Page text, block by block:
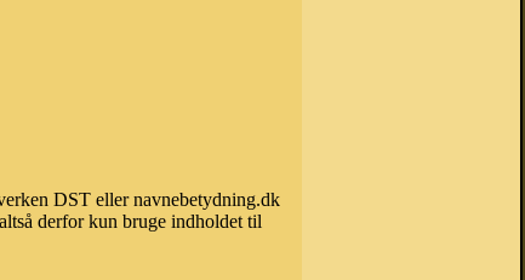
DST eller navnebetydning.dk
derfor kun bruge indholdet til